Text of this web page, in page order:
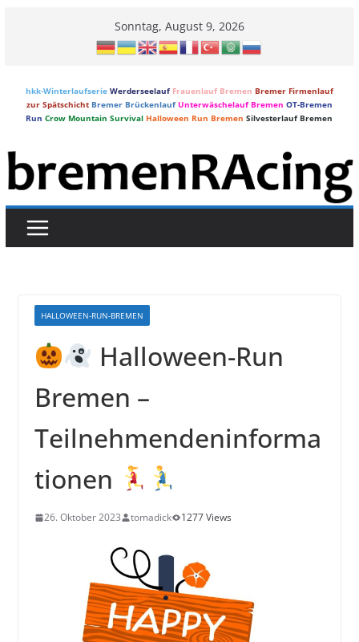
Sonntag, August 9, 2026
hkk-Winterlaufserie Werderseelauf Frauenlauf Bremen Bremer Firmenlauf
zur Spätschicht Bremer Brückenlauf Unterwäschelauf Bremen OT-Bremen
Run Crow Mountain Survival Halloween Run Bremen Silvesterlauf Bremen
HALLOWEEN-RUN-BREMEN
Halloween-Run
Bremen –
Teilnehmendeninforma
tionen
26. Oktober 2023 tomadick 1277 Views